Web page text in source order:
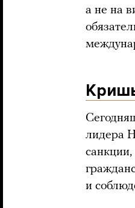
а не на
лидера
санкции,
и